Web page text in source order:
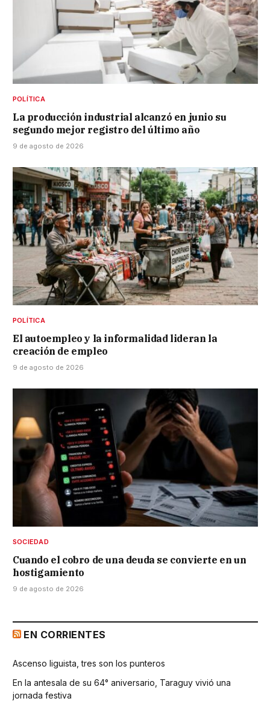
POLÍTICA
La producción industrial alcanzó en junio su
segundo mejor registro del último año
9 de agosto de 2026
POLÍTICA
El autoempleo y la informalidad lideran la
creación de empleo
9 de agosto de 2026
SOCIEDAD
Cuando el cobro de una deuda se convierte en un
hostigamiento
9 de agosto de 2026
EN CORRIENTES
Ascenso liguista, tres son los punteros
En la antesala de su 64° aniversario, Taraguy vivió una
jornada festiva